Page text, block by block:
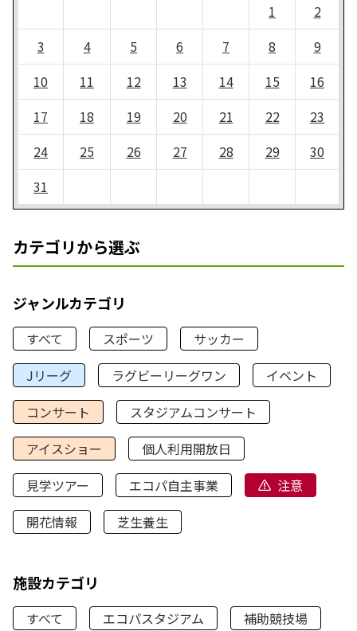
1
2
3
4 5 6 7 8
9
10
11 12 13 14 15
16
17
18 19 20 21 22
23
24
25 26 27 28 29
30
31
カテゴリから選ぶ
ジャンルカテゴリ
すべて スポーツ
サッカー
Jリーグ
ラグビーリーグワン
イベント
コンサート
スタジアムコンサート
アイスショー
個人利用開放日
見学ツアー
エコパ自主事業
注意
開花情報
芝生養生
施設カテゴリ
すべて エコパスタジアム
補助競技場